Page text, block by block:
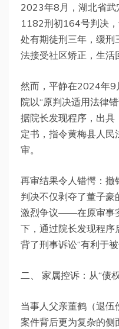
2023年8月，湖北省
1182刑初164号判决
处有期徒刑三年，缓刑
法接受社区矫正，生活
然而，平静在2024年9
院以“原判决适用法律
据院长发现程序，出
定书，指令黄梅县人
审。
再审结果令人错愕：撤
判决不仅剥夺了董子
激烈争议——在原审事
下，通过院长发现程序
背了刑事诉讼“有利于
二、 家属控诉：从“债
当事人父亲董鹤（退伍
案件背后更为复杂的侧